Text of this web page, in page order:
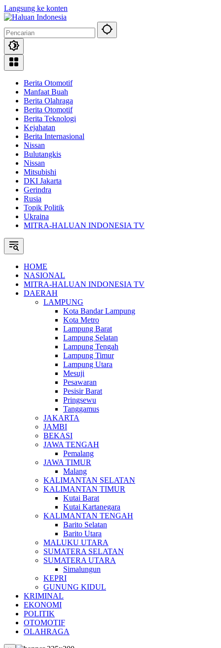
Langsung ke konten
Berita Otomotif
Manfaat Buah
Berita Olahraga
Berita Otomotif
Berita Teknologi
Kejahatan
Berita Internasional
Nissan
Bulutangkis
Nissan
Mitsubishi
DKI Jakarta
Gerindra
Rusia
Topik Politik
Ukraina
MITRA-HALUAN INDONESIA TV
HOME
NASIONAL
MITRA-HALUAN INDONESIA TV
DAERAH
LAMPUNG
Kota Bandar Lampung
Kota Metro
Lampung Barat
Lampung Selatan
Lampung Tengah
Lampung Timur
Lampung Utara
Mesuji
Pesawaran
Pesisir Barat
Pringsewu
Tanggamus
JAKARTA
JAMBI
BEKASI
JAWA TENGAH
Pemalang
JAWA TIMUR
Malang
KALIMANTAN SELATAN
KALIMANTAN TIMUR
Kutai Barat
Kutai Kartanegara
KALIMANTAN TENGAH
Barito Selatan
Barito Utara
MALUKU UTARA
SUMATERA SELATAN
SUMATERA UTARA
Simalungun
KEPRI
GUNUNG KIDUL
KRIMINAL
EKONOMI
POLITIK
OTOMOTIF
OLAHRAGA